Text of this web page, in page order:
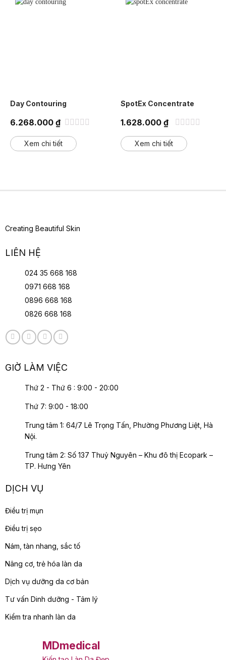
Day Contouring
Được
xếp
hạng
6.268.000 ₫
Xem chi tiết
SpotEx Concentrate
Được
xếp
hạng
1.628.000 ₫
Xem chi tiết
Creating Beautiful Skin
LIÊN HỆ
024 35 668 168
0971 668 168
0896 668 168
0826 668 168
GIỜ LÀM VIỆC
Thứ 2 - Thứ 6 : 9:00 - 20:00
Thứ 7: 9:00 - 18:00
Trung tâm 1: 64/7 Lê Trọng Tấn, Phường Phương Liệt, Hà
Nội.
Trung tâm 2: Số 137 Thuỷ Nguyên – Khu đô thị Ecopark –
TP. Hưng Yên
DỊCH VỤ
Điều trị mụn
Điều trị sẹo
Nám, tàn nhang, sắc tố
Nâng cơ, trẻ hóa làn da
Dịch vụ dưỡng da cơ bản
Tư vấn Dinh dưỡng - Tâm lý
Kiểm tra nhanh làn da
MDmedical